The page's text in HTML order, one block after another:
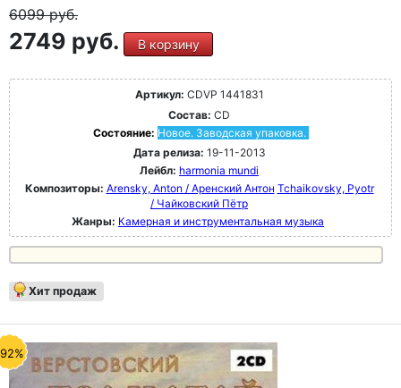
6099руб.
2749 руб. В корзину
Артикул: CDVP 1441831
Состав: CD
Состояние: Новое. Заводская упаковка.
Дата релиза: 19-11-2013
Лейбл: harmonia mundi
Композиторы: Arensky, Anton / Аренский Антон Tchaikovsky, Pyotr
/ Чайковский Пётр
Жанры: Камерная и инструментальная музыка
Хит продаж